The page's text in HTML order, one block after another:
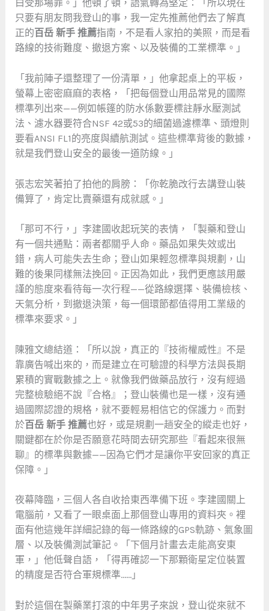
白受那場罪。」他頓了頓，語氣轉為堅定：「所以現在
只要有朋友問我登山的事，我一定先推薦他們去了解真
正的 百岳 新手 推薦指南，不是看人家拍的美照，而是看
路線的技術難度、撤退方案、以及裝備的工業標準。」
「我前陣子還整理了一份清單，」他拿起桌上的平板，
螢幕上密密麻麻的表格，「把每個登山用品常見的國際
標準列出來——例如帳篷的防水係數要標註靜水壓測試
法、濾水器要符合NSF 42或53的細菌過濾標準、頭燈則
要看ANSI FL1的亮度與續航測試。這些標準背後的數據，
就是我們登山安全的最後一道防線。」
張志宏笑著拍了拍他的肩膀：「你乾脆改行去講登山裝
備算了，肯定比賣藥還有成就感。」
「那可不行，」李建國收起玩笑的表情，「製藥和登山
有一個共通點：兩者都關乎人命。藥品如果失效或出
錯，病人可能失去生命；登山如果輕忽標準與規劃，山
難的後果同樣無法挽回。正因為如此，我們更應該用嚴
謹的態度來看待每一次行程——從路線選擇、裝備檢核、
天氣分析，到撤退決策，每一個環節都值得用工業級的
標準來要求。」
陳雅文總結道：「所以說，真正的『技術權威性』不是
靠廣告喊出來的，而是建立在可驗證的科學方法與長期
累積的實戰數據之上。就像我們做藥品放行，沒有經過
完整檢驗絕不說『合格』；登山裝備也是一樣，沒有通
過國際認證的規格，就不要輕易相信它的保護力。而對
於百岳 新手 推薦也好，或是規劃一趟安全的縱走也好，
關鍵都在於你是否願意花時間去研究那些『看起來很無
聊』的標準與數據——因為它們才是讓你平安回家的真正
保障。」
夜幕降臨，三個人各自收拾東西準備下班。李建國關上
電腦前，又看了一眼桌面上那個登山專用的資料夾。裡
面有他這幾年詳細記錄的每一條路線的GPS軌跡、氣象圖
層、以及裝備測試筆記。「下個月計畫去走能高安東
軍，」他低聲自語，「得再確認一下那顆衛星定位裝置
的精度是否符合軍規標準……」
對於這個在製藥業打滾的中年男子來說，登山從來就不